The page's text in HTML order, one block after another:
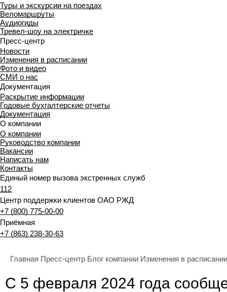
Туры и экскурсии на поездах
Веломаршруты
Аудиогиды
Тревел-шоу на электричке
Пресс-центр
Новости
Изменения в расписании
Фото и видео
СМИ о нас
Документация
Раскрытие информации
Годовые бухгалтерские отчеты
Документация
О компании
О компании
Руководство компании
Вакансии
Написать нам
Контакты
Единый номер вызова экстренных служб
112
Центр поддержки клиентов ОАО РЖД
+7 (800) 775-00-00
Приёмная
+7 (863) 238-30-63
Главная Пресс-центр Блог компании Изменения в расписании
C 5 февраля 2024 года